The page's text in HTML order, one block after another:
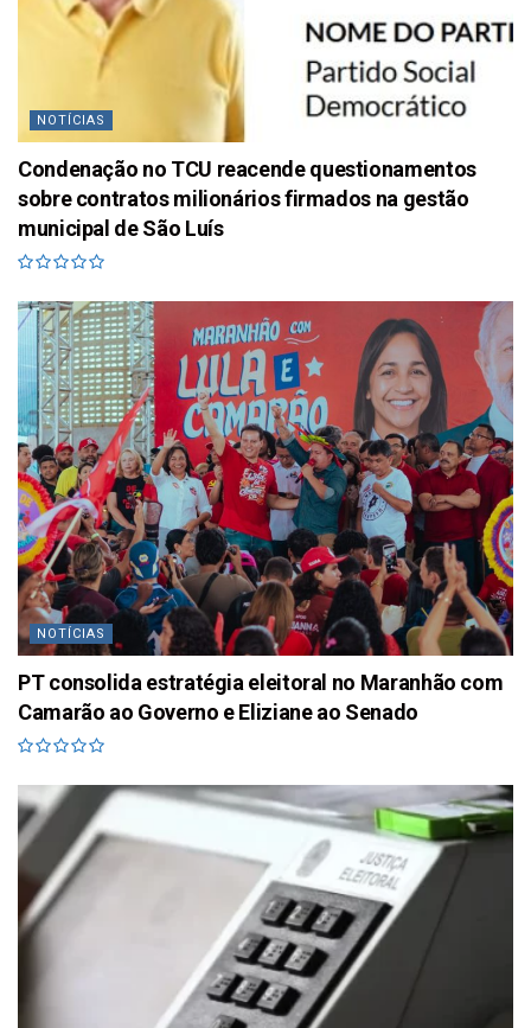
NOTÍCIAS
Condenação no TCU reacende questionamentos
sobre contratos milionários firmados na gestão
municipal de São Luís
NOTÍCIAS
PT consolida estratégia eleitoral no Maranhão com
Camarão ao Governo e Eliziane ao Senado